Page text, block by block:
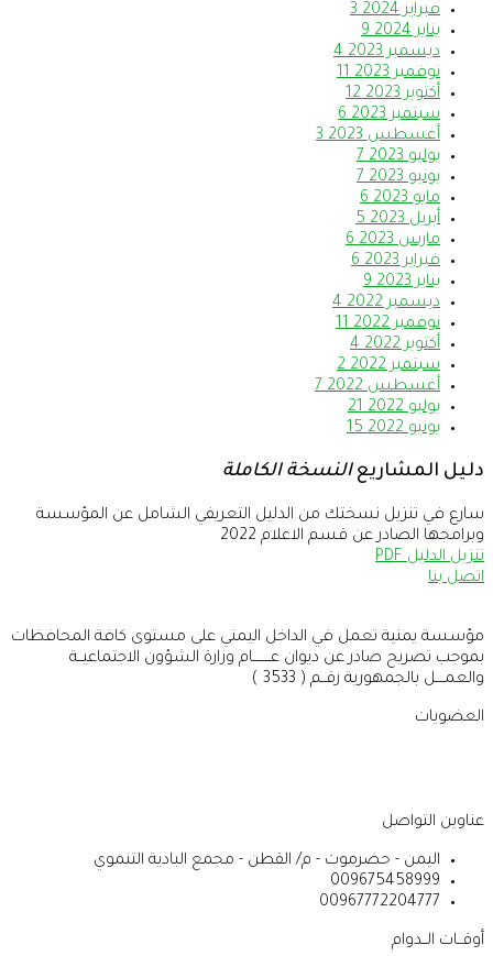
فبراير 2024
3
يناير 2024
9
ديسمبر 2023
4
نوفمبر 2023
11
أكتوبر 2023
12
سبتمبر 2023
6
أغسطس 2023
3
يوليو 2023
7
يونيو 2023
7
مايو 2023
6
أبريل 2023
5
مارس 2023
6
فبراير 2023
6
يناير 2023
9
ديسمبر 2022
4
نوفمبر 2022
11
أكتوبر 2022
4
سبتمبر 2022
2
أغسطس 2022
7
يوليو 2022
21
يونيو 2022
15
دليل المشاريعالنسخة الكاملة
سارع في تنزيل نسختك من الدليل التعريفي الشامل عن المؤسسة
وبرامجها الصادر عن قسم الاعلام 2022
تنزيل الدليل PDF
اتصل بنا
مؤسسة يمنية تعمل في الداخل اليمني على مستوى كافة المحافظات
بموجب تصريح صادر عن ديوان عــــــــام وزارة الشؤون الاجتماعيــة
والعمــــل بالجمهورية رقــم ( 3533 )
العضويات
عناوين التواصل
اليمن - حضرموت - م/ القطن - مجمع البادية التنموي
009675458999
00967772204777
أوقــات الــدوام